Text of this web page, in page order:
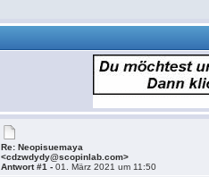
Re: Neopisuemaya
<cdzwdydy@scopinlab.com>
Antwort #1 -01. März 2021 um 11:50